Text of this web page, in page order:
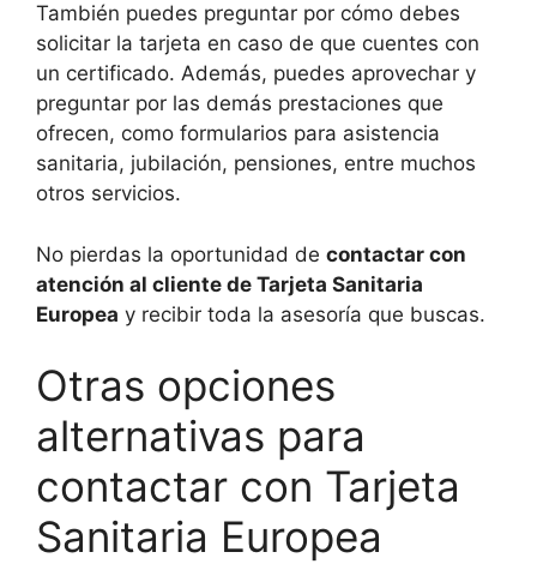
También puedes preguntar por cómo debes
solicitar la tarjeta en caso de que cuentes con
un certificado. Además, puedes aprovechar y
preguntar por las demás prestaciones que
ofrecen, como formularios para asistencia
sanitaria, jubilación, pensiones, entre muchos
otros servicios.
No pierdas la oportunidad de contactar con
atención al cliente de Tarjeta Sanitaria
Europea y recibir toda la asesoría que buscas.
Otras opciones
alternativas para
contactar con Tarjeta
Sanitaria Europea